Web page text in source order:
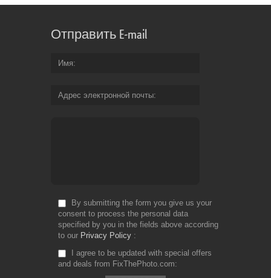
Отправить E-mail
Имя
Адрес электронной почты
By submitting the form you give us your
consent to process the personal data
specified by you in the fields above according
to our Privacy Policy
I agree to be updated with special offers
and deals from FixThePhoto.com